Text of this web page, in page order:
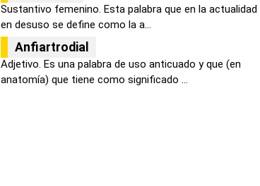
Sustantivo femenino. Esta palabra que en la
en desuso se define como la a...
Anfiartrodial
Adjetivo. Es una palabra de uso anticuado y que (en
anatomía) que tiene como significado ...